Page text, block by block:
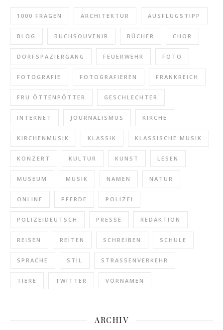
1000 FRAGEN ARCHITEKTUR AUSFLUGSTIPP
BLOG BUCHSOUVENIR BÜCHER CHOR
DORFSPAZIERGANG FEUERWEHR FOTO
FOTOGRAFIE FOTOGRAFIEREN FRANKREICH
FRU ÖTTENPÖTTER GESCHLECHTER
INTERNET JOURNALISMUS KIRCHE
KIRCHENMUSIK KLASSIK KLASSISCHE MUSIK
KONZERT KULTUR KUNST LESEN
MUSEUM MUSIK NAMEN NATUR
ONLINE PFERDE POLIZEI
POLIZEIDEUTSCH PRESSE REDAKTION
REISEN REITEN SCHREIBEN SCHULE
SPRACHE STIL STRASSENVERKEHR
TIERE TWITTER VORNAMEN
ARCHIV